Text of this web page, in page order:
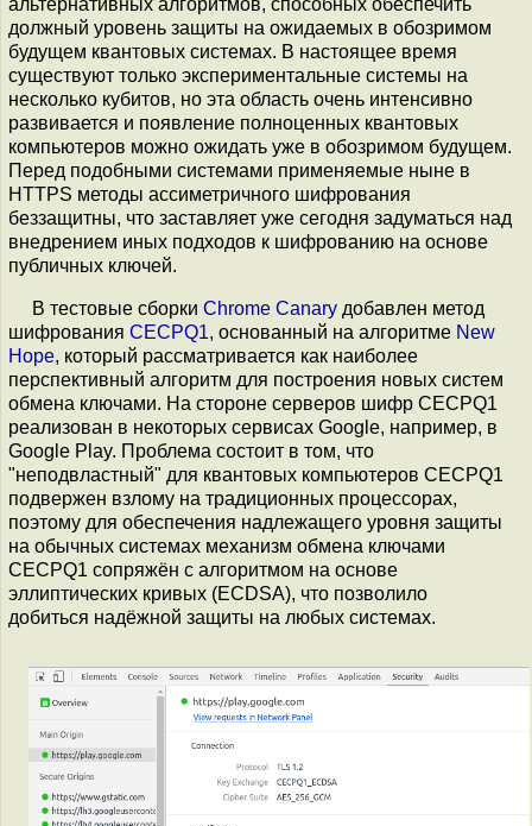
альтернативных алгоритмов, способных обеспечить
должный уровень защиты на ожидаемых в обозримом
будущем квантовых системах. В настоящее время
существуют только экспериментальные системы на
несколько кубитов, но эта область очень интенсивно
развивается и появление полноценных квантовых
компьютеров можно ожидать уже в обозримом будущем.
Перед подобными системами применяемые ныне в
HTTPS методы ассиметричного шифрования
беззащитны, что заставляет уже сегодня задуматься над
внедрением иных подходов к шифрованию на основе
публичных ключей.
В тестовые сборки Chrome Canary добавлен метод
шифрования CECPQ1, основанный на алгоритме New
Hope, который рассматривается как наиболее
перспективный алгоритм для построения новых систем
обмена ключами. На стороне серверов шифр CECPQ1
реализован в некоторых сервисах Google, например, в
Google Play. Проблема состоит в том, что
"неподвластный" для квантовых компьютеров CECPQ1
подвержен взлому на традиционных процессорах,
поэтому для обеспечения надлежащего уровня защиты
на обычных системах механизм обмена ключами
CECPQ1 сопряжён с алгоритмом на основе
эллиптических кривых (ECDSA), что позволило
добиться надёжной защиты на любых системах.